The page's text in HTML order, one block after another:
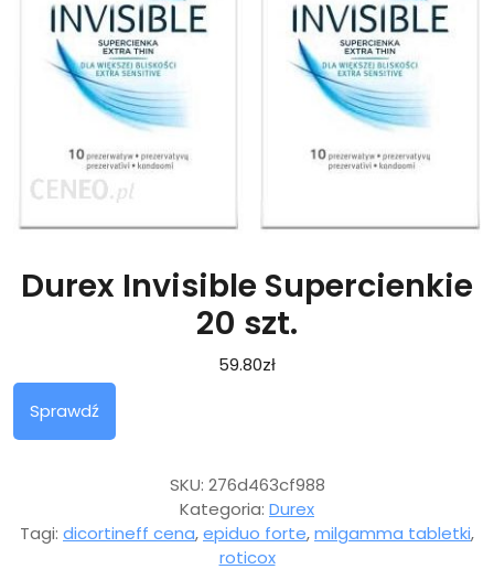
Durex Invisible Supercienkie
20 szt.
59.80zł
Sprawdź
SKU: 276d463cf988
Kategoria: Durex
Tagi: dicortineff cena,epiduo forte,milgamma tabletki,
roticox